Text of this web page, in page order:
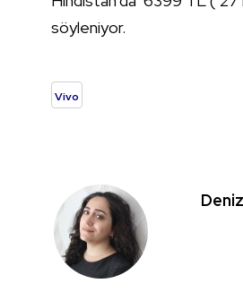
söyleniyor.
Vivo